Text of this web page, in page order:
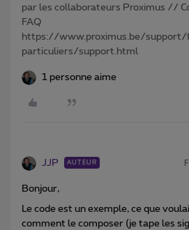
par les collaborateurs Proximus //
FAQ
https://www.proximus.be/
particuliers/support.html
1 personne aime
JJP AUTEUR
Bonjour,
Le code est un exemple, ce que
comment le composer (je tape les